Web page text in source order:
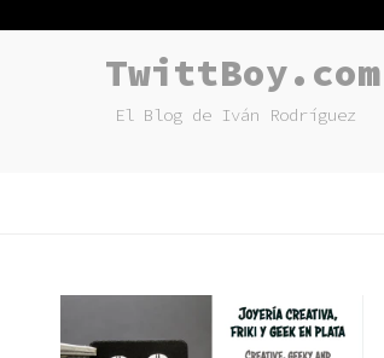
TwittBoy.com
El Blog de Iván Rodríguez